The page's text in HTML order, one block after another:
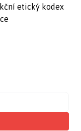
etický kodex